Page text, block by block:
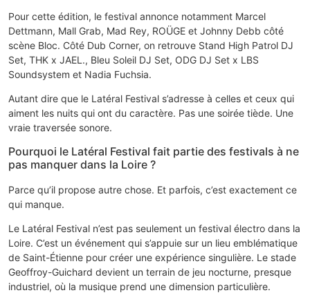
Pour cette édition, le festival annonce notamment Marcel
Dettmann, Mall Grab, Mad Rey, ROÜGE et Johnny Debb côté
scène Bloc. Côté Dub Corner, on retrouve Stand High Patrol DJ
Set, THK x JAEL., Bleu Soleil DJ Set, ODG DJ Set x LBS
Soundsystem et Nadia Fuchsia.
Autant dire que le Latéral Festival s’adresse à celles et ceux qui
aiment les nuits qui ont du caractère. Pas une soirée tiède. Une
vraie traversée sonore.
Pourquoi le Latéral Festival fait partie des festivals à ne
pas manquer dans la Loire ?
Parce qu’il propose autre chose. Et parfois, c’est exactement ce
qui manque.
Le Latéral Festival n’est pas seulement un festival électro dans la
Loire. C’est un événement qui s’appuie sur un lieu emblématique
de Saint-Étienne pour créer une expérience singulière. Le stade
Geoffroy-Guichard devient un terrain de jeu nocturne, presque
industriel, où la musique prend une dimension particulière.